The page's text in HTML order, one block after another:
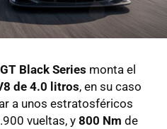
Black Series monta el
de 4.0 litros, en su caso
a unos estratosféricos
vueltas, y 800 Nm de